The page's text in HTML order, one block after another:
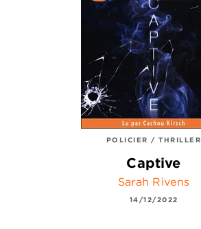
POLICIER / THRILLER
Captive
Sarah Rivens
14/12/2022